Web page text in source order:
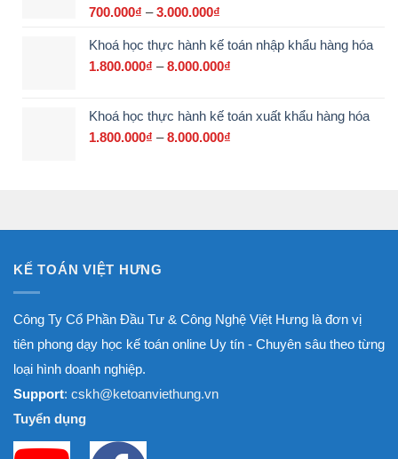
700.000₫ – 3.000.000₫
từ
700.000₫
Khoá học thực hành kế toán nhập khẩu hàng hóa
1.800.000₫ – 8.000.000₫
1.800.000₫
Khoá học thực hành kế toán xuất khẩu hàng hóa
1.800.000₫ – 8.000.000₫
KẾ TOÁN VIỆT HƯNG
Công Ty Cổ Phần Đầu Tư & Công Nghệ Việt Hưng là đơn vị
tiên phong dạy học kế toán online Uy tín - Chuyên sâu theo từng
loại hình doanh nghiệp.
Support: cskh@ketoanviethung.vn
Tuyển dụng